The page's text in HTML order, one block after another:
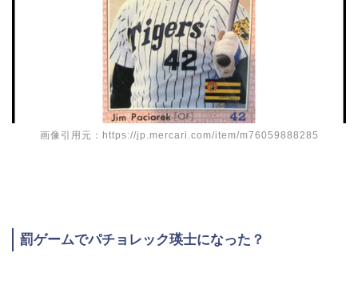
画像引用元：https://jp.mercari.com/item/m76059888285
罰ゲームでパチョレック瑛士になった？